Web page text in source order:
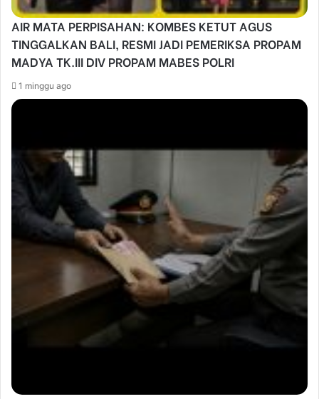
AIR MATA PERPISAHAN: KOMBES KETUT AGUS
TINGGALKAN BALI, RESMI JADI PEMERIKSA PROPAM
MADYA TK.III DIV PROPAM MABES POLRI
1 minggu ago